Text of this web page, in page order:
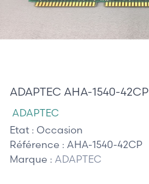
ADAPTEC AHA-1540-42CP
ADAPTEC
Etat : Occasion
Référence : AHA-1540-42CP
Marque : ADAPTEC